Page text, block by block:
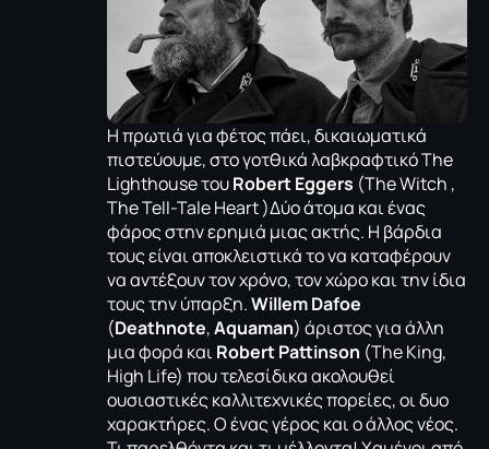
H πρωτιά για φέτος πάει, δικαιωματικά
πιστεύουμε, στο γοτθικά λαβκραφτικό The
Lighthouse τουRobert Eggers (The Witch ,
The Tell-Tale Heart )Δύο άτομα και ένας
φάρος στην ερημιά μιας ακτής. Η βάρδια
τους είναι αποκλειστικά το να καταφέρουν
να αντέξουν τον χρόνο, τον χώρο και την ίδια
τους την ύπαρξη.Willem Dafoe
(Deathnote,Aquaman) άριστος για άλλη
μια φορά και Robert Pattinson (The King,
High Life) που τελεσίδικα ακολουθεί
ουσιαστικές καλλιτεχνικές πορείες, οι δυο
χαρακτήρες. Ο ένας γέρος και ο άλλος νέος.